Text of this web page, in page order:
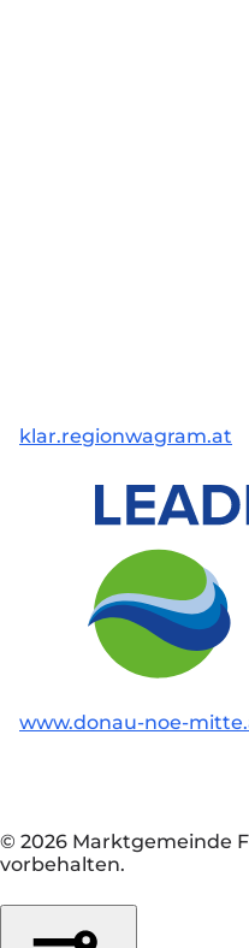
klar.regionwagram.at
www.donau-noe-
© 2026 Marktgemeinde
vorbehalten.